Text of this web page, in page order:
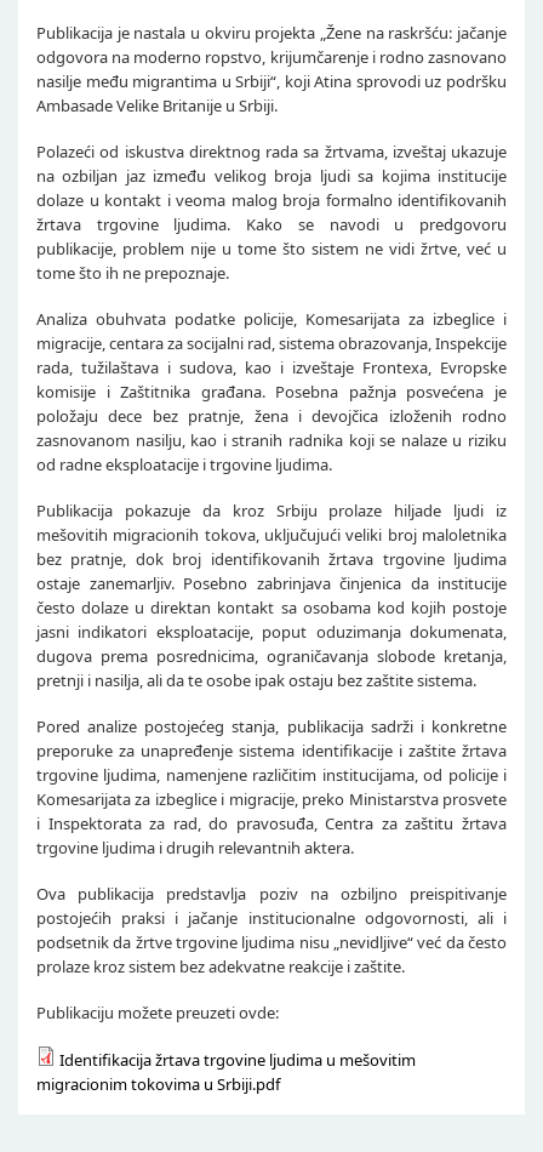
Publikacija je nastala u okviru projekta „Žene na raskršću: jačanje
odgovora na moderno ropstvo, krijumčarenje i rodno zasnovano
nasilje među migrantima u Srbiji“, koji Atina sprovodi uz podršku
Ambasade Velike Britanije u Srbiji.
Polazeći od iskustva direktnog rada sa žrtvama, izveštaj ukazuje
na ozbiljan jaz između velikog broja ljudi sa kojima institucije
dolaze u kontakt i veoma malog broja formalno identifikovanih
žrtava trgovine ljudima. Kako se navodi u predgovoru
publikacije, problem nije u tome što sistem ne vidi žrtve, već u
tome što ih ne prepoznaje.
Analiza obuhvata podatke policije, Komesarijata za izbeglice i
migracije, centara za socijalni rad, sistema obrazovanja, Inspekcije
rada, tužilaštava i sudova, kao i izveštaje Frontexa, Evropske
komisije i Zaštitnika građana. Posebna pažnja posvećena je
položaju dece bez pratnje, žena i devojčica izloženih rodno
zasnovanom nasilju, kao i stranih radnika koji se nalaze u riziku
od radne eksploatacije i trgovine ljudima.
Publikacija pokazuje da kroz Srbiju prolaze hiljade ljudi iz
mešovitih migracionih tokova, uključujući veliki broj maloletnika
bez pratnje, dok broj identifikovanih žrtava trgovine ljudima
ostaje zanemarljiv. Posebno zabrinjava činjenica da institucije
često dolaze u direktan kontakt sa osobama kod kojih postoje
jasni indikatori eksploatacije, poput oduzimanja dokumenata,
dugova prema posrednicima, ograničavanja slobode kretanja,
pretnji i nasilja, ali da te osobe ipak ostaju bez zaštite sistema.
Pored analize postojećeg stanja, publikacija sadrži i konkretne
preporuke za unapređenje sistema identifikacije i zaštite žrtava
trgovine ljudima, namenjene različitim institucijama, od policije i
Komesarijata za izbeglice i migracije, preko Ministarstva prosvete
i Inspektorata za rad, do pravosuđa, Centra za zaštitu žrtava
trgovine ljudima i drugih relevantnih aktera.
Ova publikacija predstavlja poziv na ozbiljno preispitivanje
postojećih praksi i jačanje institucionalne odgovornosti, ali i
podsetnik da žrtve trgovine ljudima nisu „nevidljive“ već da često
prolaze kroz sistem bez adekvatne reakcije i zaštite.
Publikaciju možete preuzeti ovde:
Identifikacija žrtava trgovine ljudima u mešovitim
migracionim tokovima u Srbiji.pdf